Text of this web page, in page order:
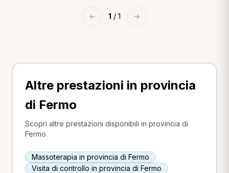
← 1 / 1 →
Altre prestazioni in provincia
di Fermo
Scopri altre prestazioni disponibili in provincia di
Fermo.
Massoterapia in provincia di Fermo
Visita di controllo in provincia di Fermo